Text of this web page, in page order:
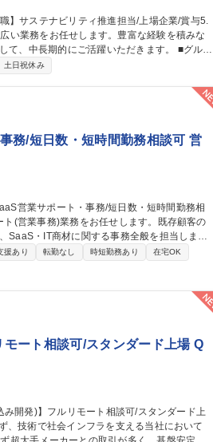
長期的にご活躍いただきます。 ■グルー
戦略立案と推進。一例として環境経営の推進
将来的には経理や人事などの他部署への配置転
ナビ
土日祝休み
務/短日数・短時間勤務相談可 営
SaaS・IT商材に関する事務全般を担当しま
整備／提案資料や営業ツールの更新・運用
登用制度あり、ワークライフバランス整えな
員】SaaS営業サポート・事務/短日数・短時間勤務相談可
援あり 転勤なし 時短勤務あり
在宅OK
ート相談可/スタンダード上場 Q